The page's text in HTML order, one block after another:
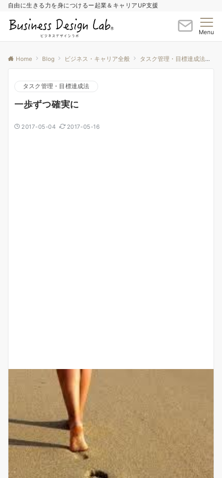
自由に生きる力を身につけるー起業＆キャリアUP支援
Menu
Home Blog ビジネス・キャリア全般 タスク管理・目標達成法
タスク管理・目標達成法
一歩ずつ確実に
2017-05-04 2017-05-16